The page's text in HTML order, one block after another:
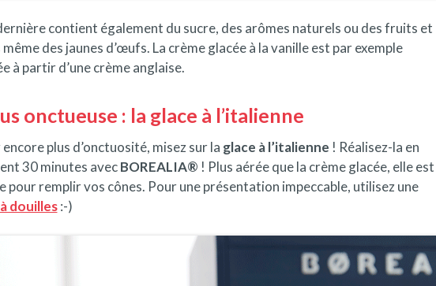
contient également du sucre, des arômes naturels ou des fruits et
des jaunes d’œufs. La crème glacée à la vanille est par exemple
à partir d’une crème anglaise.
onctueuse : la glace à l’italienne
plus d’onctuosité, misez sur la glace à l’italienne ! Réalisez-la en
30 minutes avecBOREALIA® ! Plus aérée que la crème glacée, elle est
pour remplir vos cônes. Pour une présentation impeccable, utilisez une
douilles:-)